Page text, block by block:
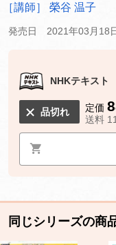
［講師］ 榮谷 温子
発売日 2021年03月18
NHKテキスト
品切れ 定価
送料
同じシリーズの商